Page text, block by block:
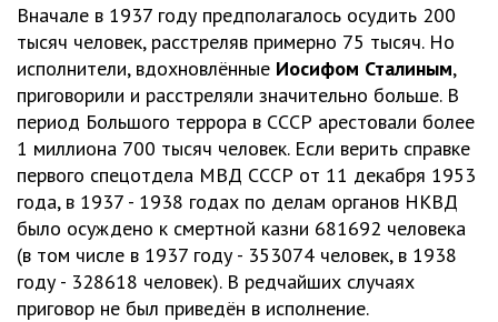
Вначале в 1937 году предполагалось осудить 200
тысяч человек, расстреляв примерно 75 тысяч. Но
исполнители, вдохновлённые Иосифом Сталиным,
приговорили и расстреляли значительно больше. В
период Большого террора в СССР арестовали более
1 миллиона 700 тысяч человек. Если верить справке
первого спецотдела МВД СССР от 11 декабря 1953
года, в 1937 - 1938 годах по делам органов НКВД
было осуждено к смертной казни 681692 человека
(в том числе в 1937 году - 353074 человек, в 1938
году - 328618 человек). В редчайших случаях
приговор не был приведён в исполнение.